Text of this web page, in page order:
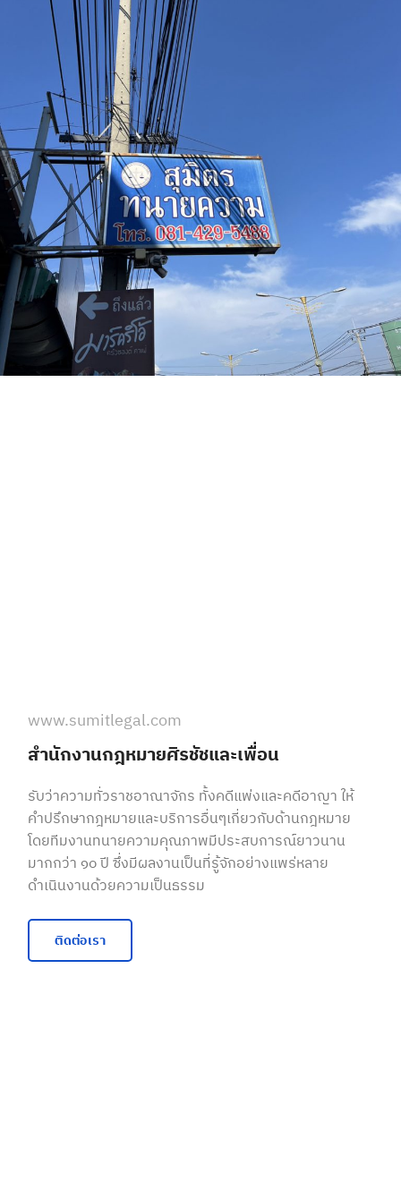
www.sumitlegal.com
สำนักงานกฎหมายศิรชัชและเพื่อน
รับว่าความทั่วราชอาณาจักร ทั้งคดีแพ่งและคดีอาญา ให้
คำปรึกษากฎหมายและบริการอื่นๆเกี่ยวกับด้านกฎหมาย
โดยทีมงานทนายความคุณภาพมีประสบการณ์ยาวนาน
มากกว่า ๑๐ ปี ซึ่งมีผลงานเป็นที่รู้จักอย่างแพร่หลาย
ดำเนินงานด้วยความเป็นธรรม
ติดต่อเรา